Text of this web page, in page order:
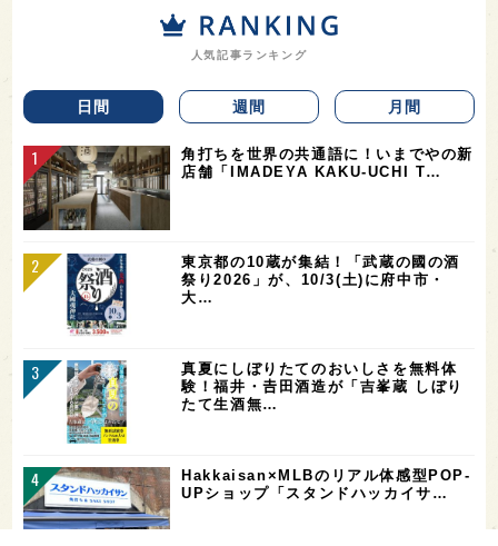
人気記事ランキング
日間 週間 月間
角打ちを世界の共通語に！いまでやの新
店舗「IMADEYA KAKU-UCHI T…
東京都の10蔵が集結！「武蔵の國の酒
祭り2026」が、10/3(土)に府中市・
大…
真夏にしぼりたてのおいしさを無料体
験！福井・𠮷田酒造が「吉峯蔵 しぼり
たて生酒無…
Hakkaisan×MLBのリアル体感型POP-
UPショップ「スタンドハッカイサ…